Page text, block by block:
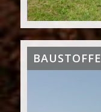
BAUSTOFFE